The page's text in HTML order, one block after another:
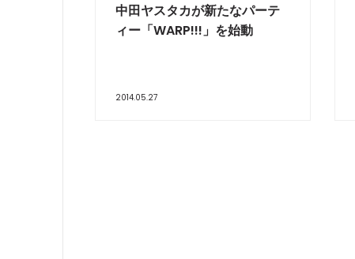
中田ヤスタカが新たなパーテ
ィー「WARP!!!」を始動
2014.05.27